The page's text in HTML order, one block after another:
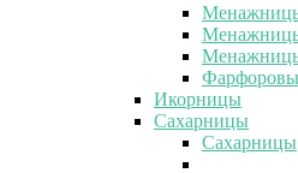
Икорницы
Сахарницы
Сахарницы